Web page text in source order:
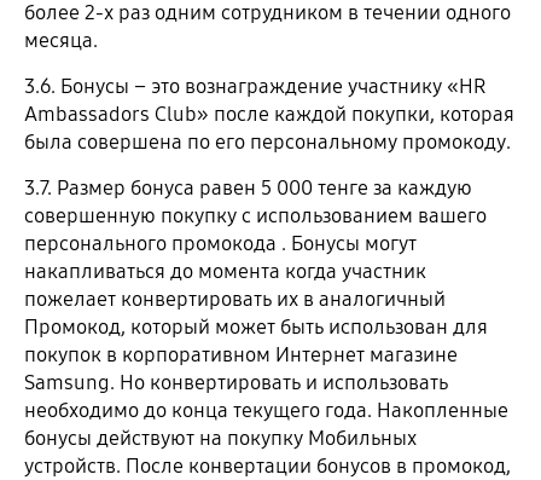
более 2-х раз одним сотрудником в течении одного
месяца.
3.6. Бонусы – это вознаграждение участнику «HR
Ambassadors Club» после каждой покупки, которая
была совершена по его персональному промокоду.
3.7. Размер бонуса равен 5 000 тенге за каждую
совершенную покупку с использованием вашего
персонального промокода . Бонусы могут
накапливаться до момента когда участник
пожелает конвертировать их в аналогичный
Промокод, который может быть использован для
покупок в корпоративном Интернет магазине
Samsung. Но конвертировать и использовать
необходимо до конца текущего года. Накопленные
бонусы действуют на покупку Мобильных
устройств. После конвертации бонусов в промокод,